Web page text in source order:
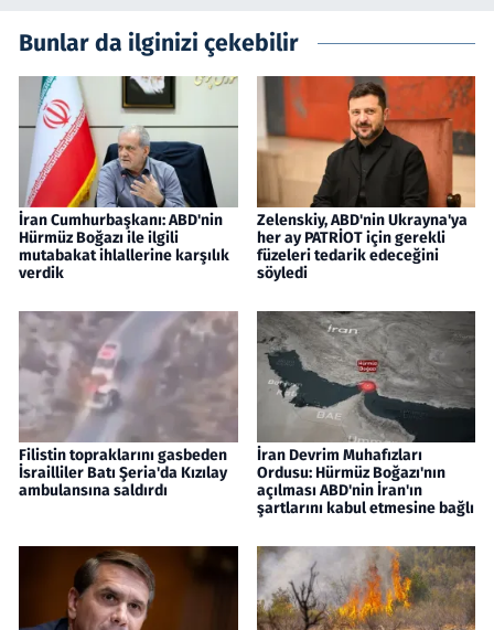
Bunlar da ilginizi çekebilir
İran Cumhurbaşkanı: ABD'nin
Hürmüz Boğazı ile ilgili
mutabakat ihlallerine karşılık
verdik
Zelenskiy, ABD'nin Ukrayna'ya
her ay PATRİOT için gerekli
füzeleri tedarik edeceğini
söyledi
Filistin topraklarını gasbeden
İsrailliler Batı Şeria'da Kızılay
ambulansına saldırdı
İran Devrim Muhafızları
Ordusu: Hürmüz Boğazı'nın
açılması ABD'nin İran'ın
şartlarını kabul etmesine bağlı